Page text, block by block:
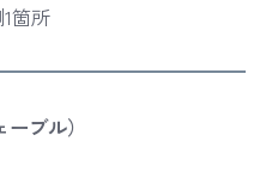
箇所
ブル）